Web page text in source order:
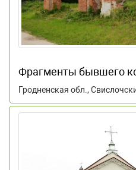
Фрагменты бывшего
Гродненская обл.,